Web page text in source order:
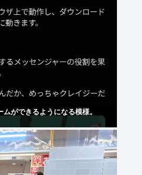
ができるようになる模様。